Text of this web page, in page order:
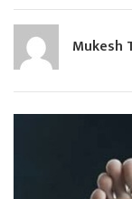
Mukesh